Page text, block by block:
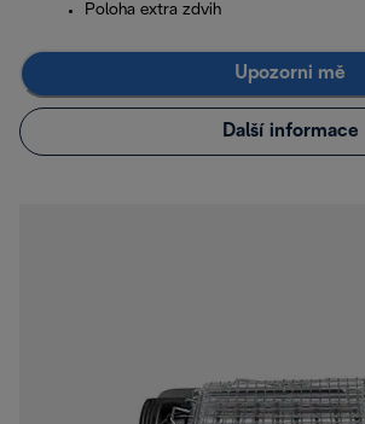
Poloha extra zdvih
Upozorni mě
Další informace